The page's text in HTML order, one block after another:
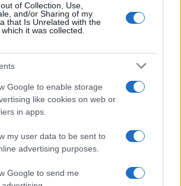
of Collection, Use,
and/or Sharing of my
that Is Unrelated with the
it was collected.
Google to enable storage
like cookies on web or
in apps.
my user data to be sent to
advertising purposes.
Google to send me
Google News
Pi
n
te
re
st
W
h
at
s
A
S
a
re
Articolo precedente